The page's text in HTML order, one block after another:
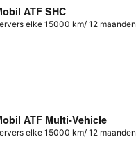
ATF SHC
elke 15000 km/ 12 maanden
ATF Multi-Vehicle
elke 15000 km/ 12 maanden